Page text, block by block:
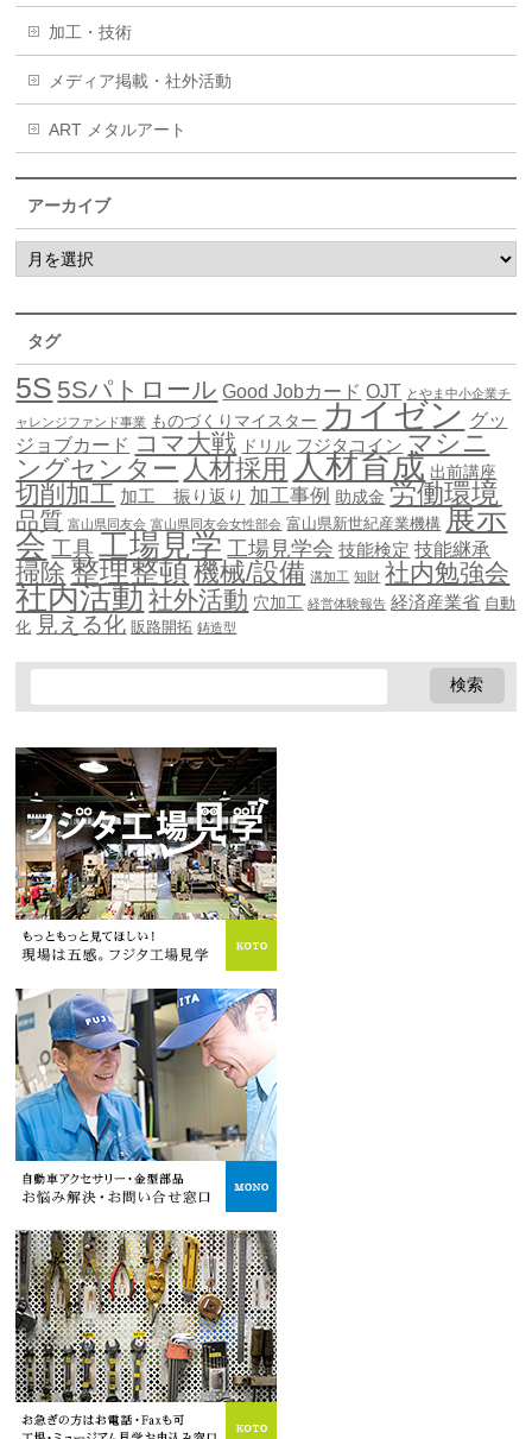
加工・技術
メディア掲載・社外活動
ART メタルアート
アーカイブ
タグ
5S 5Sパトロール Good Jobカード OJT とやま中小企業チ
ャレンジファンド事業 ものづくりマイスター カイゼン グッ
ジョブカード コマ大戦 ドリル フジタコイン マシニ
ングセンター 人材採用 人材育成 出前講座
切削加工 加工 振り返り 加工事例 助成金 労働環境
品質 富山県同友会 富山県同友会女性部会 富山県新世紀産業機構 展示
会 工具 工場見学 工場見学会 技能検定 技能継承
掃除 整理整頓機械/設備 溝加工 知財 社内勉強会
社内活動社外活動 穴加工 経営体験報告 経済産業省 自動
化 見える化 販路開拓 鋳造型